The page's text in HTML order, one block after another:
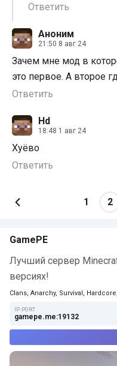
Ответить
Аноним
21:50 8 авг 24
Зачем мне мод в
это первое. А второе
Ответить
Hd
18:48 1 авг 24
Хуёво
Ответить
1 2
GamePE
Лучший сервер
версиях!
Clans, Anarchy, Survival,
IP:PORT
gamepe.me:19132